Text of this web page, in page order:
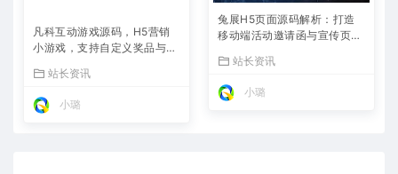
凡科互动游戏源码，H5营销
小游戏，支持自定义奖品与分
站长资讯
小璐
兔展H5页面源码解析：打造
移动端活动邀请函与宣传页的
站长资讯
小璐